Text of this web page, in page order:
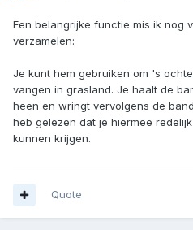
Een belangrijke functie mis ik nog
verzamelen:
Je kunt hem gebruiken om 's
vangen in grasland. Je haalt de
heen en wringt vervolgens de
heb gelezen dat je hiermee
kunnen krijgen.
Quote